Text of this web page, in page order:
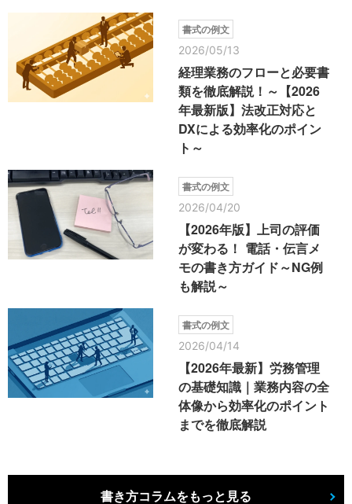
書式の例文
2026/05/13
経理業務のフローと必要書
類を徹底解説！～【2026
年最新版】法改正対応と
DXによる効率化のポイン
ト～
書式の例文
2026/04/20
【2026年版】上司の評価
が変わる！ 電話・伝言メ
モの書き方ガイド～NG例
も解説～
書式の例文
2026/04/14
【2026年最新】労務管理
の基礎知識｜業務内容の全
体像から効率化のポイント
までを徹底解説
書き方コラムをもっと見る